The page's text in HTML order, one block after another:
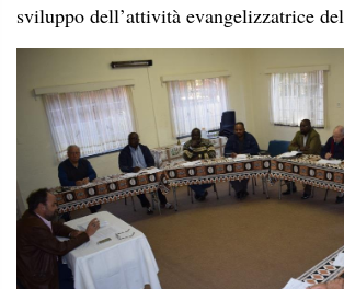
sviluppo dell’attività evangelizzatrice del